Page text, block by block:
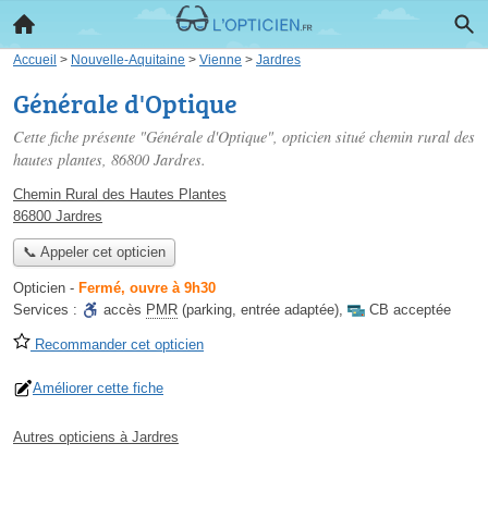
Accueil > Nouvelle-Aquitaine > Vienne > Jardres
Générale d'Optique
Cette fiche présente "Générale d'Optique", opticien situé chemin rural des
hautes plantes, 86800 Jardres.
Chemin Rural des Hautes Plantes
86800 Jardres
📞 Appeler cet opticien
Opticien - Fermé, ouvre à 9h30
Services :
accès PMR (parking, entrée adaptée), CB acceptée
Recommander cet opticien
Améliorer cette fiche
Autres opticiens à Jardres